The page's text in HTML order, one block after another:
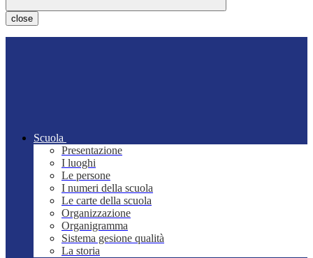
close
Scuola
Presentazione
I luoghi
Le persone
I numeri della scuola
Le carte della scuola
Organizzazione
Organigramma
Sistema gesione qualità
La storia